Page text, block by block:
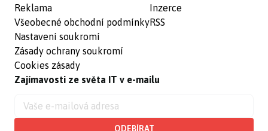
Reklama
Všeobecné obchodní podmínky
Nastavení soukromí
Zásady ochrany soukromí
Cookies zásady
Inzerce
RSS
Zajímavosti ze světa IT v e-mailu
ODEBÍRAT